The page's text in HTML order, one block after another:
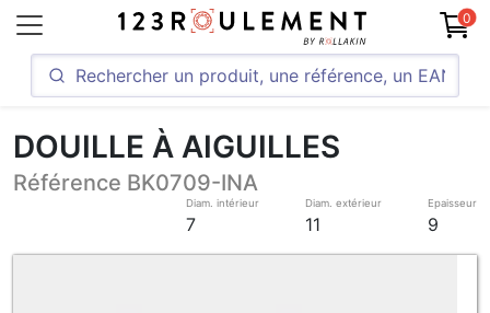
0
DOUILLE À AIGUILLES
Référence BK0709-INA
Diam. intérieur
7
Diam. extérieur
11
Epaisseur
9